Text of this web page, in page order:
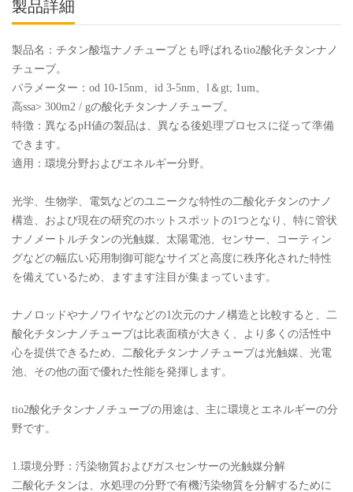
製品詳細
製品名：チタン酸塩ナノチューブとも呼ばれるtio2酸化チタンナノ
チューブ。
パラメーター：od 10-15nm、id 3-5nm、l＆gt; 1um。
高ssa> 300m2 / gの酸化チタンナノチューブ。
特徴：異なるpH値の製品は、異なる後処理プロセスに従って準備
できます。
適用：環境分野およびエネルギー分野。
光学、生物学、電気などのユニークな特性の二酸化チタンのナノ
構造、および現在の研究のホットスポットの1つとなり、特に管状
ナノメートルチタンの光触媒、太陽電池、センサー、コーティン
グなどの幅広い応用制御可能なサイズと高度に秩序化された特性
を備えているため、ますます注目が集まっています。
ナノロッドやナノワイヤなどの1次元のナノ構造と比較すると、二
酸化チタンナノチューブは比表面積が大きく、より多くの活性中
心を提供できるため、二酸化チタンナノチューブは光触媒、光電
池、その他の面で優れた性能を発揮します。
tio2酸化チタンナノチューブの用途は、主に環境とエネルギーの分
野です。
1.環境分野：汚染物質およびガスセンサーの光触媒分解
二酸化チタンは、水処理の分野で有機汚染物質を分解するために